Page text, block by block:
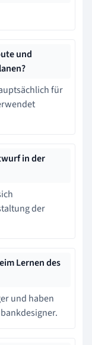
und
für
in der
der
Lernen des
und haben